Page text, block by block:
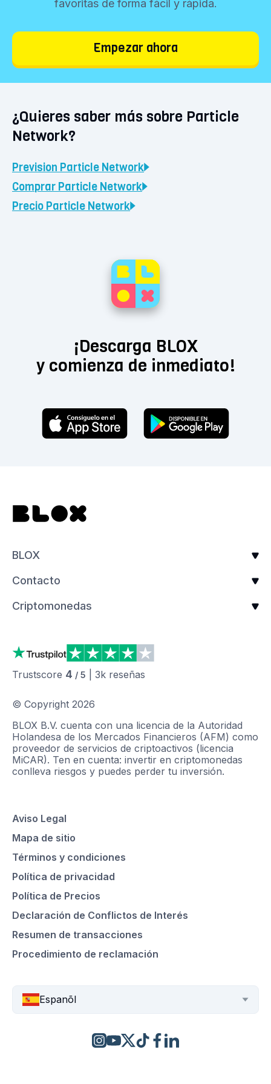
favoritas de forma fácil y rápida.
Empezar ahora
¿Quieres saber más sobre Particle
Network?
Prevision Particle Network
Comprar Particle Network
Precio Particle Network
¡Descarga BLOX
y comienza de inmediato!
BLOX
Contacto
Criptomonedas
Trustscore 4 / 5 3k reseñas
© Copyright 2026
BLOX B.V. cuenta con una licencia de la Autoridad
Holandesa de los Mercados Financieros (AFM) como
proveedor de servicios de criptoactivos (licencia
MiCAR). Ten en cuenta: invertir en criptomonedas
conlleva riesgos y puedes perder tu inversión.
Aviso Legal
Mapa de sitio
Términos y condiciones
Política de privacidad
Política de Precios
Declaración de Conflictos de Interés
Resumen de transacciones
Procedimiento de reclamación
Espanõl